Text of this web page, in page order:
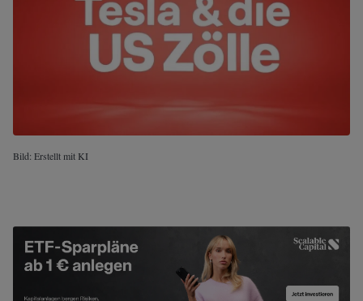
Bild: Erstellt mit KI